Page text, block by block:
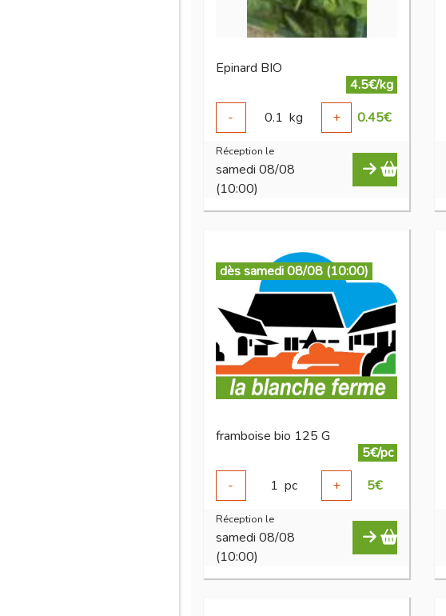
Epinard BIO
4.5€/kg
-
0.1 kg + 0.45€
Réception le
samedi 08/08
(10:00)
dès samedi 08/08 (10:00)
framboise bio 125 G
5€/pc
-
1 pc + 5€
Réception le
samedi 08/08
(10:00)